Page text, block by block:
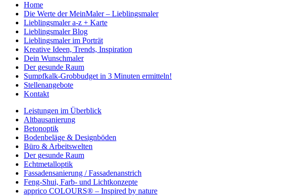
Home
Die Werte der MeinMaler – Lieblingsmaler
Lieblingsmaler a-z + Karte
Lieblingsmaler Blog
Lieblingsmaler im Porträt
Kreative Ideen, Trends, Inspiration
Dein Wunschmaler
Der gesunde Raum
Sumpfkalk-Grobbudget in 3 Minuten ermitteln!
Stellenangebote
Kontakt
Leistungen im Überblick
Altbausanierung
Betonoptik
Bodenbeläge & Designböden
Büro & Arbeitswelten
Der gesunde Raum
Echtmetalloptik
Fassadensanierung / Fassadenanstrich
Feng-Shui, Farb- und Lichtkonzepte
apprico COLOURS® – Inspired by nature